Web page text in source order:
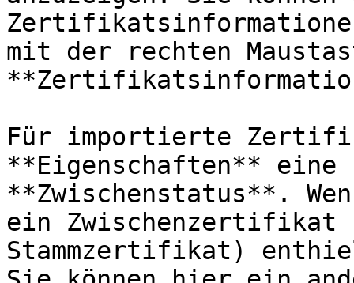
mit der rechten
Für importierte
**Eigenschaften**
**Zwischenstatus**.
ein Zwischenzertifikat
Stammzertifikat)